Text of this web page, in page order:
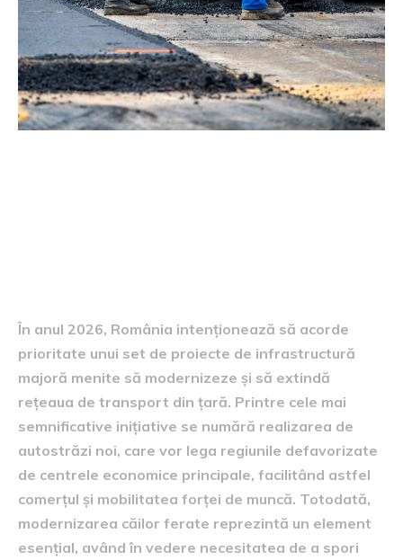
În anul 2026, România intenționează să acorde
prioritate unui set de proiecte de infrastructură
majoră menite să modernizeze și să extindă
rețeaua de transport din țară. Printre cele mai
semnificative inițiative se numără realizarea de
autostrăzi noi, care vor lega regiunile defavorizate
de centrele economice principale, facilitând astfel
comerțul și mobilitatea forței de muncă. Totodată,
modernizarea căilor ferate reprezintă un element
esențial, având în vedere necesitatea de a spori